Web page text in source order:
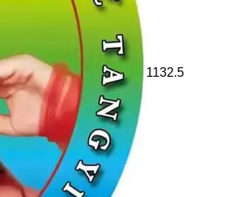
1132.5